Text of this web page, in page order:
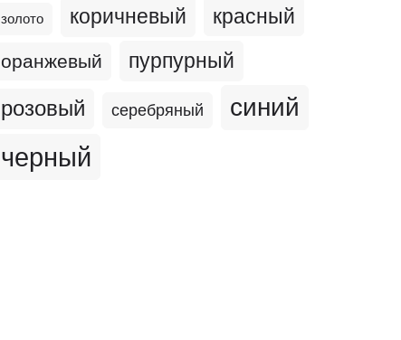
золото коричневый красный
оранжевый пурпурный
розовый серебряный синий
черный